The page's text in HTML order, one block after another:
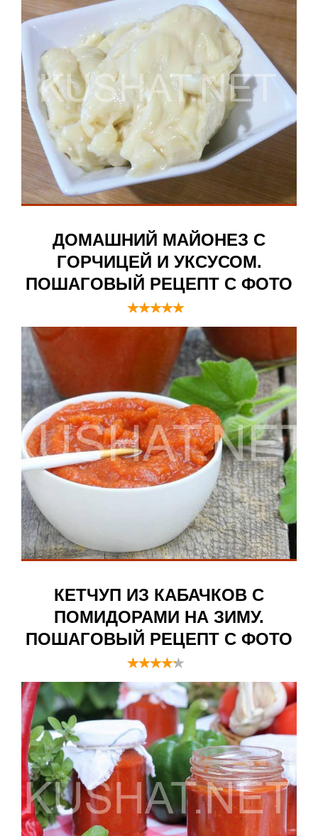
ДОМАШНИЙ МАЙОНЕЗ С
ГОРЧИЦЕЙ И УКСУСОМ.
ПОШАГОВЫЙ РЕЦЕПТ С ФОТО
КЕТЧУП ИЗ КАБАЧКОВ С
ПОМИДОРАМИ НА ЗИМУ.
ПОШАГОВЫЙ РЕЦЕПТ С ФОТО